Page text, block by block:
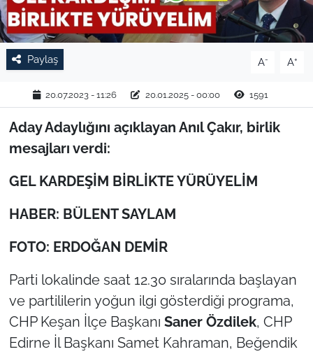
Paylaş A- A+
20.07.2023 - 11:26 20.01.2025 - 00:00 1591
Aday Adaylığını açıklayan Anıl Çakır, birlik
mesajları verdi:
GEL KARDEŞİM BİRLİKTE YÜRÜYELİM
HABER: BÜLENT SAYLAM
FOTO: ERDOĞAN DEMİR
Parti lokalinde saat 12.30 sıralarında başlayan
ve partililerin yoğun ilgi gösterdiği programa,
CHP Keşan İlçe Başkanı Saner Özdilek, CHP
Edirne İl Başkanı Samet Kahraman, Beğendik
RESMİ İLAN
SPOR
YAŞAM
EDİRNE
ÇANAKKALE
TÜRKİYE
Bölge
Güvenlik